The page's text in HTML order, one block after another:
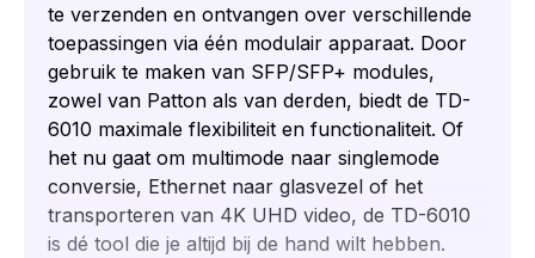
te verzenden en ontvangen over verschillende
toepassingen via één modulair apparaat. Door
gebruik te maken van SFP/SFP+ modules,
zowel van Patton als van derden, biedt de TD-
6010 maximale flexibiliteit en functionaliteit. Of
het nu gaat om multimode naar singlemode
conversie, Ethernet naar glasvezel of het
transporteren van 4K UHD video, de TD-6010
is dé tool die je altijd bij de hand wilt hebben.